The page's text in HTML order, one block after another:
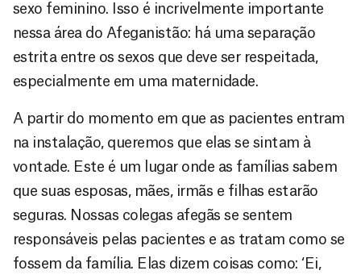
sexo feminino. Isso é incrivelmente importante
nessa área do Afeganistão: há uma separação
estrita entre os sexos que deve ser respeitada,
especialmente em uma maternidade.
A partir do momento em que as pacientes entram
na instalação, queremos que elas se sintam à
vontade. Este é um lugar onde as famílias sabem
que suas esposas, mães, irmãs e filhas estarão
seguras. Nossas colegas afegãs se sentem
responsáveis pelas pacientes e as tratam como se
fossem da família. Elas dizem coisas como: ‘Ei,